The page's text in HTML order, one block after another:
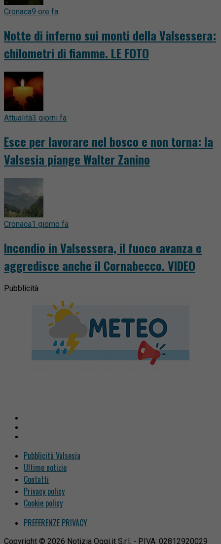
Cronaca9 ore fa
Notte di inferno sui monti della Valsessera:
chilometri di fiamme. LE FOTO
Attualità3 giorni fa
Esce per lavorare nel bosco e non torna: la
Valsesia piange Walter Zanino
Cronaca1 giorno fa
Incendio in Valsessera, il fuoco avanza e
aggredisce anche il Cornabecco. VIDEO
Pubblicità
Pubblicità Valsesia
Ultime notizie
Contatti
Privacy policy
Cookie policy
PREFERENZE PRIVACY
Copyright © 2026 Notizia Oggi.it S.r.l. - P.IVA: 02812920029